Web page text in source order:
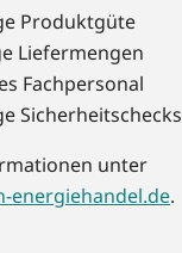
Produktgüte
Liefermengen
Fachpersonal
Sicherheitschecks
unter
energiehandel.de.